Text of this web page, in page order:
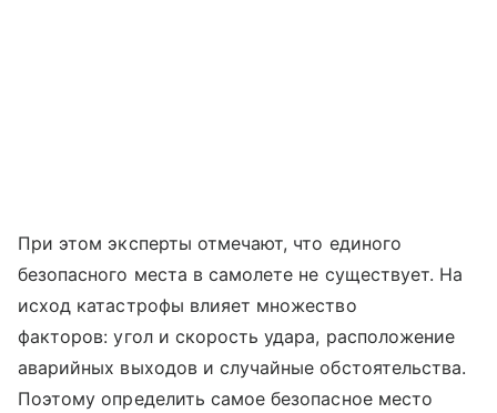
При этом эксперты отмечают, что единого
безопасного места в самолете не существует. На
исход катастрофы влияет множество
факторов: угол и скорость удара, расположение
аварийных выходов и случайные обстоятельства.
Поэтому определить самое безопасное место